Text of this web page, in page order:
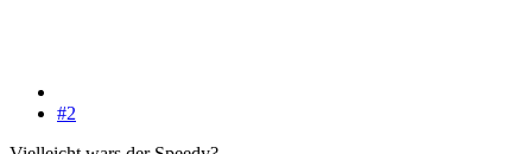
#2